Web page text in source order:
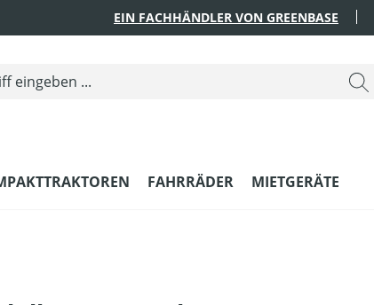
EIN FACHHÄNDLER VON GREENBASE
FAHRRÄDER MIETGERÄTE